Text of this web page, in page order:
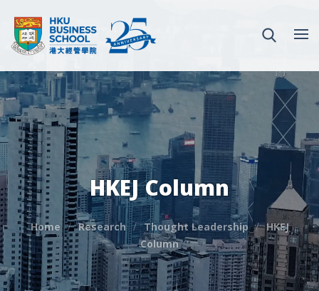
HKEJ Column
Home Research Thought Leadership
HKEJ
Column